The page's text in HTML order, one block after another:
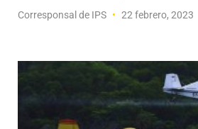
Corresponsal de IPS 22 febrero, 2023